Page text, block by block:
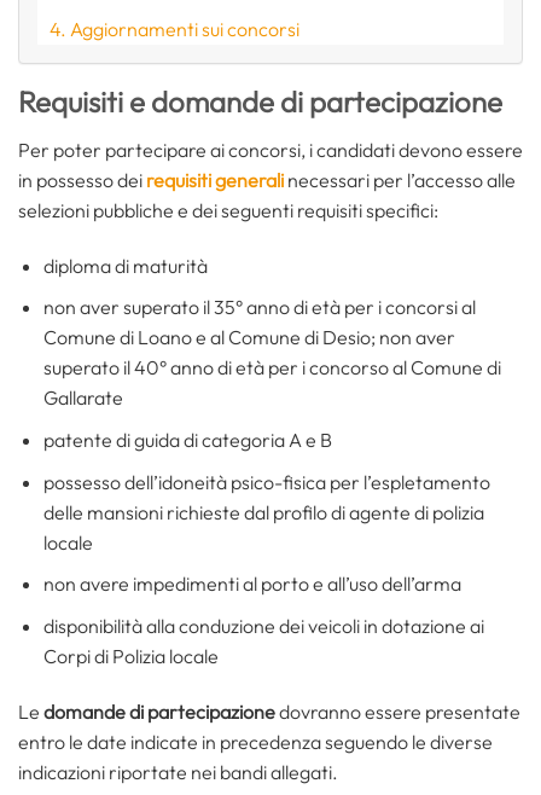
Aggiornamenti sui concorsi
Requisiti e domande di partecipazione
Per poter partecipare ai concorsi, i candidati devono essere
in possesso dei requisiti generali necessari per l’accesso alle
selezioni pubbliche e dei seguenti requisiti specifici:
diploma di maturità
non aver superato il 35° anno di età per i concorsi al
Comune di Loano e al Comune di Desio; non aver
superato il 40° anno di età per i concorso al Comune di
Gallarate
patente di guida di categoria A e B
possesso dell’idoneità psico-fisica per l’espletamento
delle mansioni richieste dal profilo di agente di polizia
locale
non avere impedimenti al porto e all’uso dell’arma
disponibilità alla conduzione dei veicoli in dotazione ai
Corpi di Polizia locale
Le domande di partecipazionedovranno essere presentate
entro le date indicate in precedenza seguendo le diverse
indicazioni riportate nei bandi allegati.